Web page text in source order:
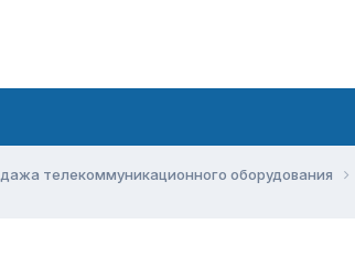
телекоммуникационного оборудования